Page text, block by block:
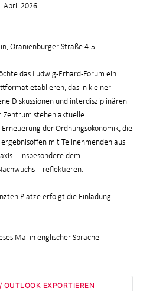
April 2026
Oranienburger Straße 4-5
das Ludwig-Erhard-Forum ein
etablieren, das in kleiner
Diskussionen und interdisziplinären
Zentrum stehen aktuelle
der Ordnungsökonomik, die
mit Teilnehmenden aus
– insbesondere dem
– reflektieren.
Plätze erfolgt die Einladung
Mal in englischer Sprache
OUTLOOK EXPORTIEREN